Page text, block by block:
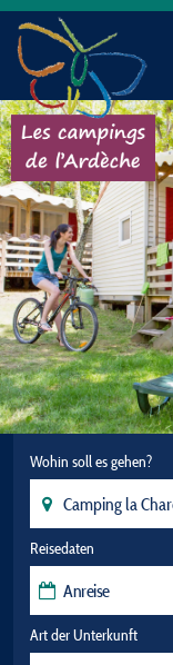
Wohin soll es gehen?
Reisedaten
Art der Unterkunft